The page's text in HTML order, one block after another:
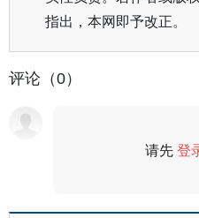
指出，本网即予改正。
评论（0）
请先登